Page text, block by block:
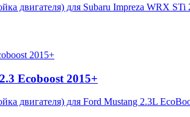
двигателя) для Subaru Impreza WRX STi
Ecoboost 2015+
двигателя) для Ford Mustang 2.3L